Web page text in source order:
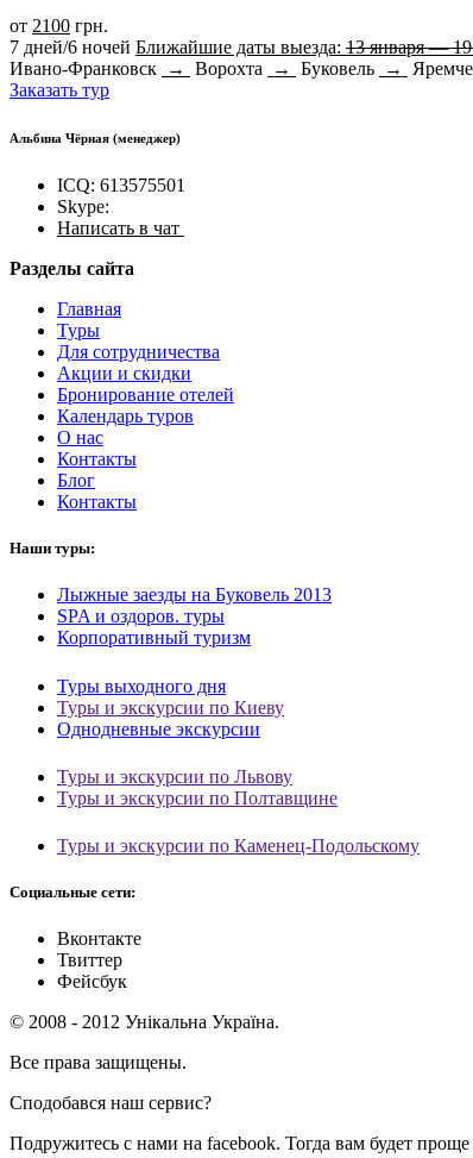
от 2100 грн.
7 дней/6 ночей Ближайшие даты выезда: 13 января —
Ивано-Франковск
→ Ворохта → Буковель → Яремче
Заказать тур
Альбина Чёрная (менеджер)
ICQ: 613575501
Skype:
Написать в чат
Разделы сайта
Главная
Туры
Для сотрудничества
Акции и скидки
Бронирование отелей
Календарь туров
О нас
Контакты
Блог
Контакты
Наши туры:
Лыжные заезды на Буковель 2013
SPA и оздоров. туры
Корпоративный туризм
Туры выходного дня
Туры и экскурсии по Киеву
Однодневные экскурсии
Туры и экскурсии по Львову
Туры и экскурсии по Полтавщине
Туры и экскурсии по Каменец-Подольскому
Социальные сети:
Вконтакте
Твиттер
Фейсбук
© 2008 - 2012 Унікальна Україна.
Все права защищены.
Сподобався наш сервис?
Подружитесь с нами на facebook. Тогда вам будет проще